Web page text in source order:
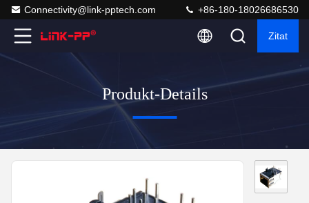
Connectivity@link-pptech.com +86-180-18026686530
Zitat
Produkt-Details